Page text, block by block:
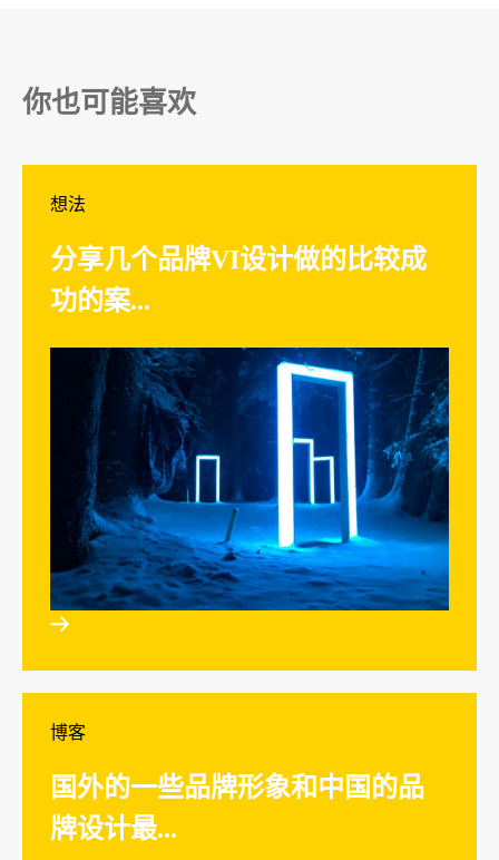
你也可能喜欢
想法
分享几个品牌VI设计做的比较成
功的案...

博客
国外的一些品牌形象和中国的品
牌设计最...